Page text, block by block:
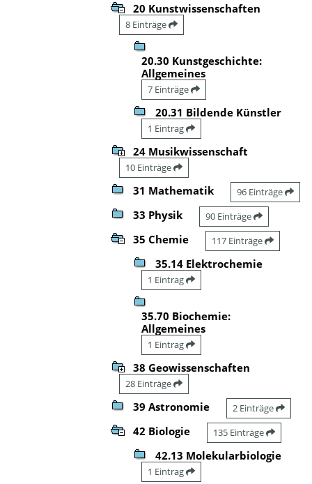
20 Kunstwissenschaften
8 Einträge
20.30 Kunstgeschichte:
Allgemeines
7 Einträge
20.31 Bildende Künstler
1 Eintrag
24 Musikwissenschaft
10 Einträge
31 Mathematik 96 Einträge
33 Physik 90 Einträge
35 Chemie 117 Einträge
35.14 Elektrochemie
1 Eintrag
35.70 Biochemie:
Allgemeines
1 Eintrag
38 Geowissenschaften
28 Einträge
39 Astronomie 2 Einträge
42 Biologie 135 Einträge
42.13 Molekularbiologie
1 Eintrag